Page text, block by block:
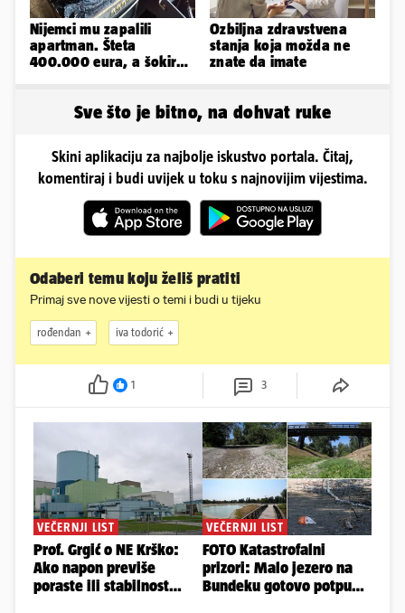
Nijemci mu zapalili
apartman. Šteta
400.000 eura, a šokirao
Ozbiljna zdravstvena
stanja koja možda ne
znate da imate
Sve što je bitno, na dohvat ruke
Skini aplikaciju za najbolje iskustvo portala. Čitaj,
komentiraj i budi uvijek u toku s najnovijim vijestima.
Odaberi temu koju želiš pratiti
Primaj sve nove vijesti o temi i budi u tijeku
rođendan iva todorić
1 3